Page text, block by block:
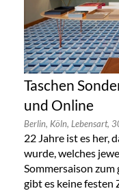
Taschen
und Online
Berlin, Köln, Lebensart,
22 Jahre ist es her,
wurde, welches
Sommersaison
gibt es keine festen